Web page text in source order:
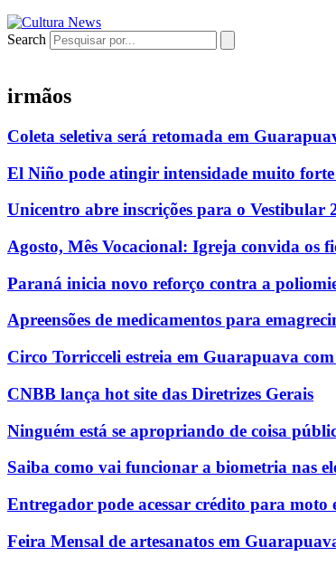
Search
irmãos
Coleta seletiva será retomada em
El Niño pode atingir intensidade muito
Unicentro abre inscrições para o Vestibular
Agosto, Mês Vocacional: Igreja convida os
Paraná inicia novo reforço contra a
Apreensões de medicamentos para
Circo Torricceli estreia em Guarapuava
CNBB lança hot site das Diretrizes Gerais
Ninguém está se apropriando de coisa
Saiba como vai funcionar a biometria nas
Entregador pode acessar crédito para moto
Feira Mensal de artesanatos em